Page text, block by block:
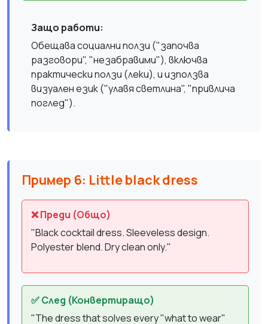
Защо работи:
Обещава социални ползи ("започва
разговори", "незабравими"), включва
практически ползи (леки), и използва
визуален език ("улавя светлина", "привлича
поглед").
Пример 6: Little black dress
❌ Преди (Общо)
"Black cocktail dress. Sleeveless design.
Polyester blend. Dry clean only."
✅ След (Конвертиращо)
"The dress that solves every "what to wear"